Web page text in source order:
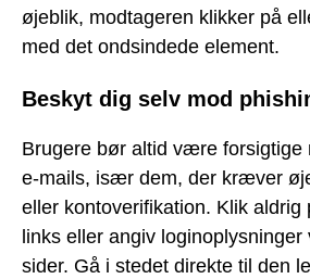
øjeblik, modtageren klikker på
med det ondsindede element.
Beskyt dig selv mod
Brugere bør altid være forsigtige
e-mails, især dem, der kræver
eller kontoverifikation. Klik
links eller angiv
sider. Gå i stedet direkte til den